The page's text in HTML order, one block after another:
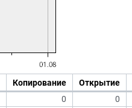
Копирование Открытие
0 0